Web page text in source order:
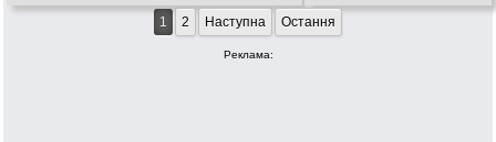
1 2 Наступна Остання
Реклама: